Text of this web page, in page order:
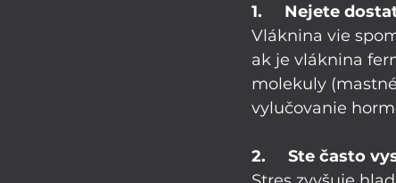
1.     Nejete
Vláknina vie
ak je vláknina
molekuly
vylučovanie
2.     Ste často